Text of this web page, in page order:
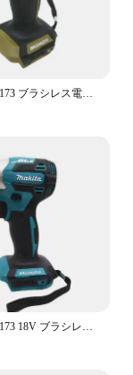
Makita
of daily use.
and
to any
design
for
6723DW
your
user-
that allows
you're a
this
a wide range
マキタ DTD173 ブラシレス電動ドライバー多機能インパクトドライバー電気ドリル電動工具マキタ 18V バッテリーに適しています
マキタ DTD173 18V ブラシレス電気ドリルインパクトドリルミニロータリーコードレス彫刻機電動彫刻ナイフ電動工具